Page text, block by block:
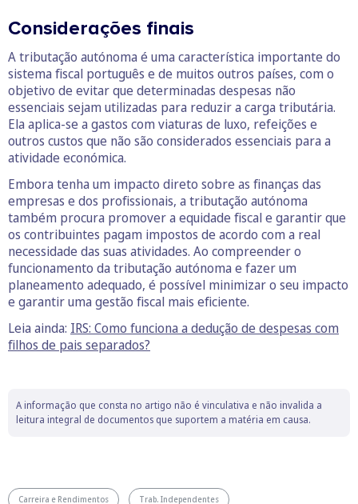
Considerações finais
A tributação autónoma é uma característica importante do
sistema fiscal português e de muitos outros países, com o
objetivo de evitar que determinadas despesas não
essenciais sejam utilizadas para reduzir a carga tributária.
Ela aplica-se a gastos com viaturas de luxo, refeições e
outros custos que não são considerados essenciais para a
atividade económica.
Embora tenha um impacto direto sobre as finanças das
empresas e dos profissionais, a tributação autónoma
também procura promover a equidade fiscal e garantir que
os contribuintes pagam impostos de acordo com a real
necessidade das suas atividades. Ao compreender o
funcionamento da tributação autónoma e fazer um
planeamento adequado, é possível minimizar o seu impacto
e garantir uma gestão fiscal mais eficiente.
Leia ainda: IRS: Como funciona a dedução de despesas com
filhos de pais separados?
A informação que consta no artigo não é vinculativa e não invalida a
leitura integral de documentos que suportem a matéria em causa.
Carreira e Rendimentos Trab. Independentes